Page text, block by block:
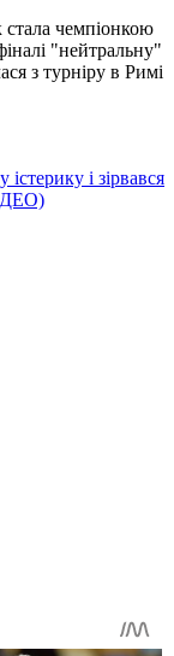
чемпіонкою
"нейтральну"
з турніру в Римі
і зірвався